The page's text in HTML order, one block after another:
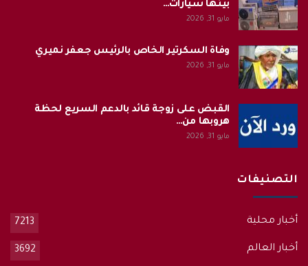
بينها سيارات…
مايو 31, 2026
وفاة السكرتير الخاص بالرئيس جعفر نميري
مايو 31, 2026
القبض على زوجة قائد بالدعم السريع لحظة
هروبها من…
مايو 31, 2026
التصنيفات
أخبار محلية 7213
أخبار العالم 3692